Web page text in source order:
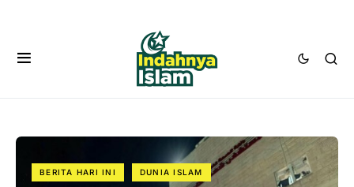
BERITA HARI INI DUNIA ISLAM